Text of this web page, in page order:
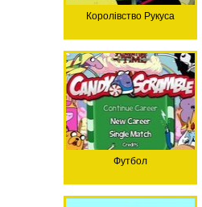
Королівство Рукуса
Футбол